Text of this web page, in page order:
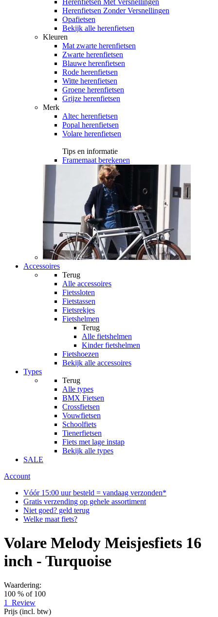
Herenfietsen Met Versnellingen
Herenfietsen Zonder Versnellingen
Opafietsen
Bekijk alle herenfietsen
Kleuren
Mat zwarte herenfietsen
Zwarte herenfietsen
Blauwe herenfietsen
Rode herenfietsen
Witte herenfietsen
Groene herenfietsen
Grijze herenfietsen
Merk
Altec herenfietsen
Popal herenfietsen
Volare herenfietsen
Tips en informatie
Framemaat berekenen
Accessoires
Terug
Alle accessoires
Fietssloten
Fietstassen
Fietsrekjes
Fietshelmen
Terug
Alle fietshelmen
Kinder fietshelmen
Fietshoezen
Bekijk alle accessoires
Types
Terug
Alle types
BMX Fietsen
Crossfietsen
Vouwfietsen
Schoolfiets
Tienerfietsen
Fiets met lage instap
Bekijk alle types
SALE
Account
Vóór 15:00 uur besteld = vandaag verzonden*
Gratis verzending op gehele assortiment
Niet goed? geld terug
Welke maat fiets?
Volare Melody Meisjesfiets 16
inch - Turquoise
Waardering:
100 % of 100
1
Review
Prijs (incl. btw)